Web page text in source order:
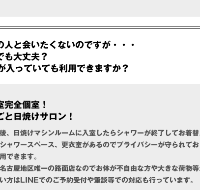
人と会いたくないのですが・・・
も大丈夫？
っていても利用できますか？
完全個室！
と日焼けサロン！
、日焼けマシンルームに入室したらシャワーが終了してお着
ャワースペース、更衣室があるのでプライバシーが守られ
できます。
古屋地区唯一の路面店なのでお体が不自由な方や大きな荷物
方はLINEでのご予約受付や筆談等での対応も行っています。